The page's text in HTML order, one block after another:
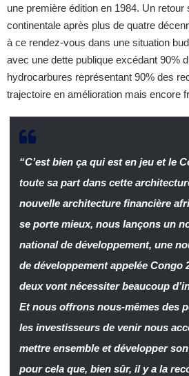
une première édition en 1984. Un
continentale après plus de quatre
à ce rendez-vous dans une situation
avec une dette publique excédant 90%
hydrocarbures représentant 90% des
trajectoire en amélioration mais encore
“C’est bien ça qui est en jeu et le
toute sa part dans cette
nouvelle architecture financière
se porte mieux, nous lançons un
national de développement, une
de développement appelée Congo
deux vont nécessiter beaucoup
Et nous offrons nous-mêmes des
les investisseurs de venir nous
mettre ensemble et développer
pour cela que, bien sûr, il y a la